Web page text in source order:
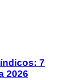
7
2026